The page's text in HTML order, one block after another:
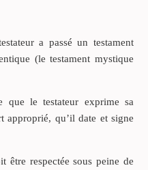
a passé un testament
(le testament mystique
que le testateur exprime sa
approprié, qu’il date et signe
être respectée sous peine de